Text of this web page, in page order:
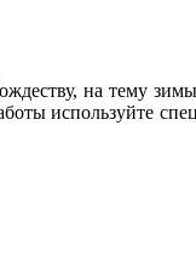
на тему
используйте